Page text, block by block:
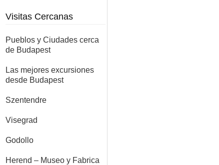
Visitas Cercanas
Pueblos y Ciudades cerca
de Budapest
Las mejores excursiones
desde Budapest
Szentendre
Visegrad
Godollo
Herend – Museo y Fabrica